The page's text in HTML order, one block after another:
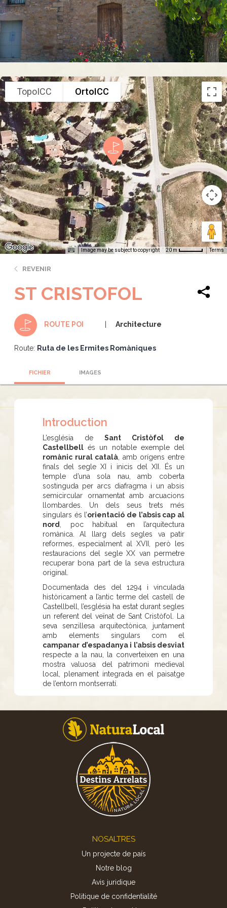
TopoICC OrtoICC
Image may be subject to copyright 20 m Terms
REVENIR
ST CRISTOFOL
ROUTE POI Architecture
Route: Ruta de les Ermites Romàniques
FICHIER IMAGES
Introduction
L’església de Sant Cristòfol de
Castellbell és un notable exemple del
romànic rural català , amb orígens entre
finals del segle XI i inicis del XII. És un
temple d’una sola nau, amb coberta
sostinguda per arcs diafragma i un absis
semicircular ornamentat amb arcuacions
llombardes. Un dels seus trets més
singulars és l’orientació de l’absis cap al
nord
, poc habitual en l’arquitectura
romànica. Al llarg dels segles va patir
reformes, especialment al XVII, però les
restauracions del segle XX van permetre
recuperar bona part de la seva estructura
original.
Documentada des del 1294 i vinculada
històricament a l’antic terme del castell de
Castellbell, l’església ha estat durant segles
un referent del veïnat de Sant Cristòfol. La
seva senzillesa arquitectònica, juntament
amb elements singulars com el
campanar d’espadanya i l’absis desviat
respecte a la nau, la converteixen en una
mostra valuosa del patrimoni medieval
local, plenament integrada en el paisatge
de l’entorn montserratí.
NOSALTRES
Un projecte de país
Notre blog
Avis juridique
Politique de confidentialité